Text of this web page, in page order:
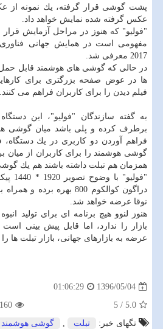
پشت گوشی قرار گرفته، یك نمونه از
عكس گرفته شده نمایش خواهد داد.
"فولیو" كه هنوز در مراحل آزمایش قرار
مفهومی است در همایش جهانی فناوری
2017 معرفی شد.
در حالی كه گوشی های هوشمند قابل حمل
ها در عوض صفحه بزرگتری برای
فیلم دیدن را برای كاربران فراهم می كنند.
به گفته سازندگان "فولیو"، این
برطرف كرده و پلی باشد میان گوشی
فراهم آوردن دو كاربری در یك
گوشی هوشمند را برای كاربران از میان
همزمان هم تبلت داشته باشند هم یك
نوقا عرضه خواهد شد.
هنوز لنوو هیچ برنامه ای برای تولید
بازار را ندارد، اما قابل پیش بینی
عرضه به بازارهای جهانی، بازار تبلت ها را
1396/05/04
01:06:29
5.0
/
5
تگهای خبر:
تبلت , گوشی هوشمند